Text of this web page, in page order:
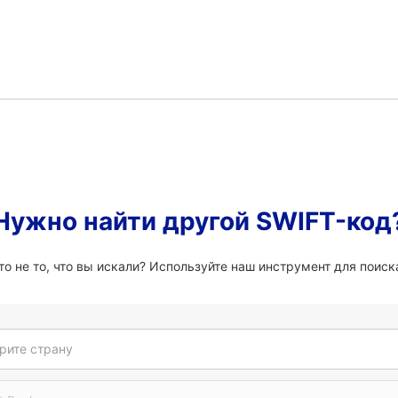
найти другой SWIFT-
не то, что вы искали? Используйте наш инструмент для
страну